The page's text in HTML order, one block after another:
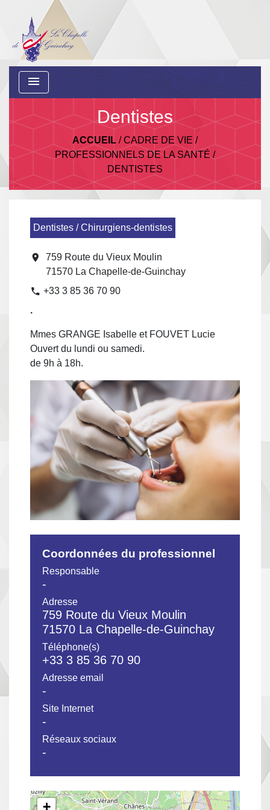
menu
Dentistes
ACCUEIL /CADRE DE VIE /
PROFESSIONNELS DE LA SANTÉ /
DENTISTES
Dentistes / Chirurgiens-dentistes
location_on
759 Route du Vieux Moulin
71570 La Chapelle-de-Guinchay
phone +33 3 85 36 70 90
.
Mmes GRANGE Isabelle et FOUVET Lucie
Ouvert du lundi ou samedi.
de 9h à 18h.
Coordonnées du professionnel
Responsable
-
Adresse
759 Route du Vieux Moulin
71570 La Chapelle-de-Guinchay
Téléphone(s)
+33 3 85 36 70 90
Adresse email
-
Site Internet
-
Réseaux sociaux
-
+